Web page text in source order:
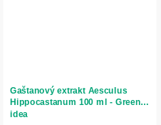
Gaštanový extrakt Aesculus
Hippocastanum 100 ml - Green
idea